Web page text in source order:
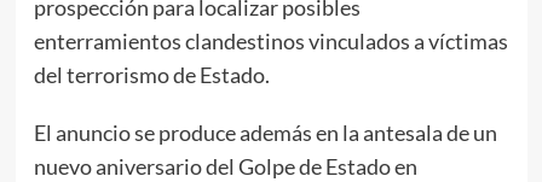
prospección para localizar posibles
enterramientos clandestinos vinculados a víctimas
del terrorismo de Estado.
El anuncio se produce además en la antesala de un
nuevo aniversario del Golpe de Estado en